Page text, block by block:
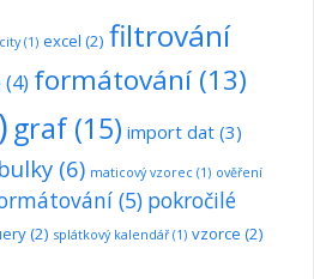
(1) excel (2) filtrování
(4) formátování (13)
graf(15) import dat (3)
(6) maticový vzorec (1) ověření
(5) pokročilé
(2) splátkový kalendář(1) vzorce (2)